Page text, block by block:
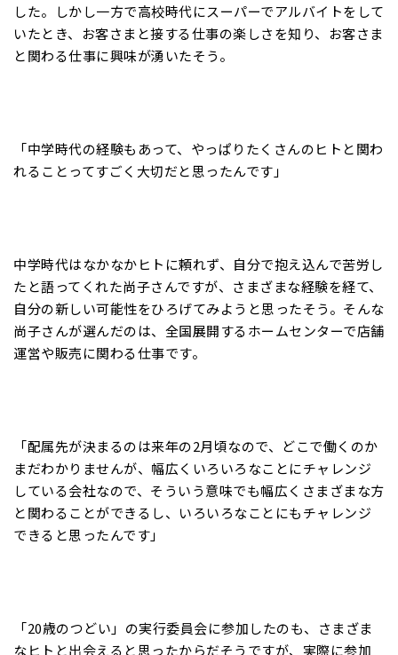
した。しかし一方で高校時代にスーパーでアルバイトをして
いたとき、お客さまと接する仕事の楽しさを知り、お客さま
と関わる仕事に興味が湧いたそう。
「中学時代の経験もあって、やっぱりたくさんのヒトと関わ
れることってすごく大切だと思ったんです」
中学時代はなかなかヒトに頼れず、自分で抱え込んで苦労し
たと語ってくれた尚子さんですが、さまざまな経験を経て、
自分の新しい可能性をひろげてみようと思ったそう。そんな
尚子さんが選んだのは、全国展開するホームセンターで店舗
運営や販売に関わる仕事です。
「配属先が決まるのは来年の2月頃なので、どこで働くのか
まだわかりませんが、幅広くいろいろなことにチャレンジ
している会社なので、そういう意味でも幅広くさまざまな方
と関わることができるし、いろいろなことにもチャレンジ
できると思ったんです」
「20歳のつどい」の実行委員会に参加したのも、さまざま
なヒトと出会えると思ったからだそうですが、実際に参加